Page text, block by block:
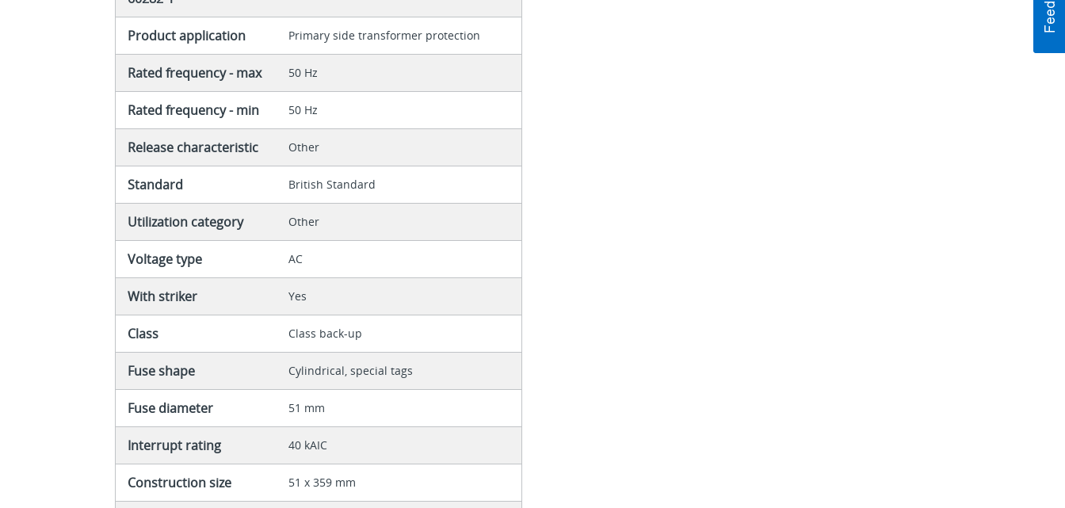
Product application Primary side transformer protection
Rated frequency - max 50 Hz
Rated frequency - min 50 Hz
Release characteristic Other
Standard British Standard
Utilization category Other
Voltage type AC
With striker Yes
Class Class back-up
Fuse shape Cylindrical, special tags
Fuse diameter 51 mm
Interrupt rating 40 kAIC
Construction size 51 x 359 mm